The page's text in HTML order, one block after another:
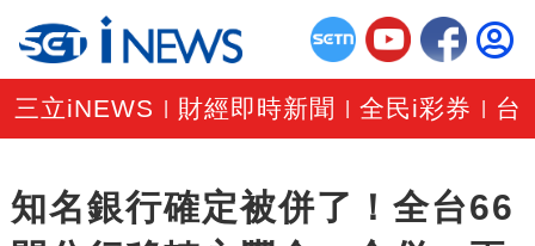
三立iNEWS 財經即時新聞 |全民i彩券 台
知名銀行確定被併了！全台66